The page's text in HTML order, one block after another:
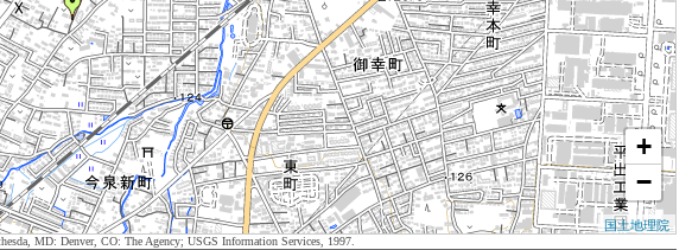
+
−
国土地理院
MD: Denver, CO: The Agency; USGS Information Services, 1997.